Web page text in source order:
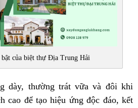
của biệt thự Địa Trung Hải
dày, thường trát vữa và đôi khi
cao để tạo hiệu ứng độc đáo, kết